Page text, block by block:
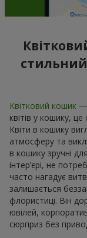
Квітковий кошик —
квітів у кошику,
Квіти в кошику
атмосферу та
в кошику зручні
інтер’єрі, не
часто нагадує
залишається
флористиці. Він
ювілей,
сюрприз без